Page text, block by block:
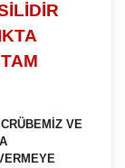
VE